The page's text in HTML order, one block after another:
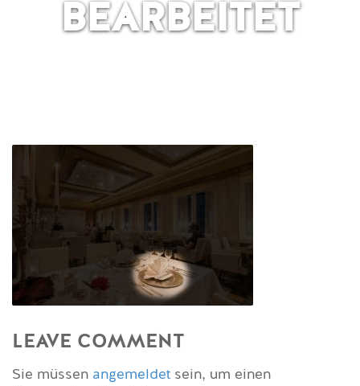
BEARBEITET
LEAVE COMMENT
Sie müssen angemeldet sein, um einen